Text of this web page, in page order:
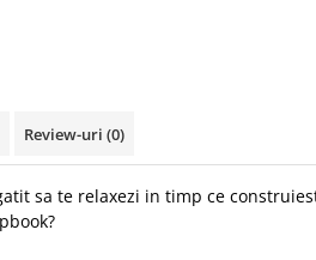
Review-uri (0)
sa te relaxezi in timp ce